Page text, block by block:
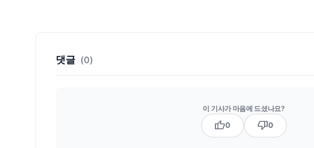
댓글 (0)
이 기사가 마음에 드셨나요?
thumb_up0 thumb_down0